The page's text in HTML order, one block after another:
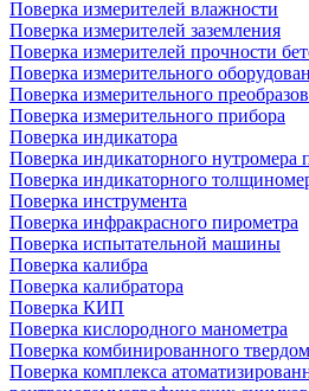
Поверка измерителей влажности
Поверка измерителей заземления
Поверка измерителей прочности
Поверка измерительного
Поверка измерительного
Поверка измерительного прибора
Поверка индикатора
Поверка индикаторного
Поверка индикаторного
Поверка инструмента
Поверка инфракрасного пирометра
Поверка испытательной машины
Поверка калибра
Поверка калибратора
Поверка КИП
Поверка кислородного манометра
Поверка комбинированного
Поверка комплекса